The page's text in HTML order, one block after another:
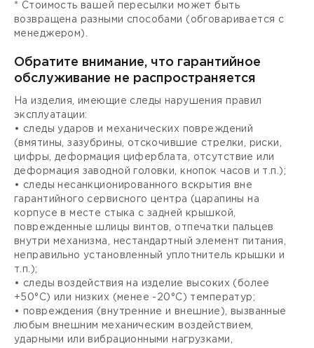
* Стоимость вашей пересылки может быть
возвращена разными способами (обговаривается с
менеджером).
Обратите внимание, что гарантийное
обслуживание не распространяется
На изделия, имеющие следы нарушения правил
эксплуатации:
• следы ударов и механических повреждений
(вмятины, зазубрины, отскочившие стрелки, риски,
цифры, деформация циферблата, отсутствие или
деформация заводной головки, кнопок часов и т.п.);
• следы несанкционированного вскрытия вне
гарантийного сервисного центра (царапины на
корпусе в месте стыка с задней крышкой,
поврежденные шлицы винтов, отпечатки пальцев
внутри механизма, нестандартный элемент питания,
неправильно установленный уплотнитель крышки и
т.п.);
• следы воздействия на изделие высоких (более
+50°С) или низких (менее -20°С) температур;
• повреждения (внутренние и внешние), вызванные
любым внешним механическим воздействием,
ударными или вибрационными нагрузками,